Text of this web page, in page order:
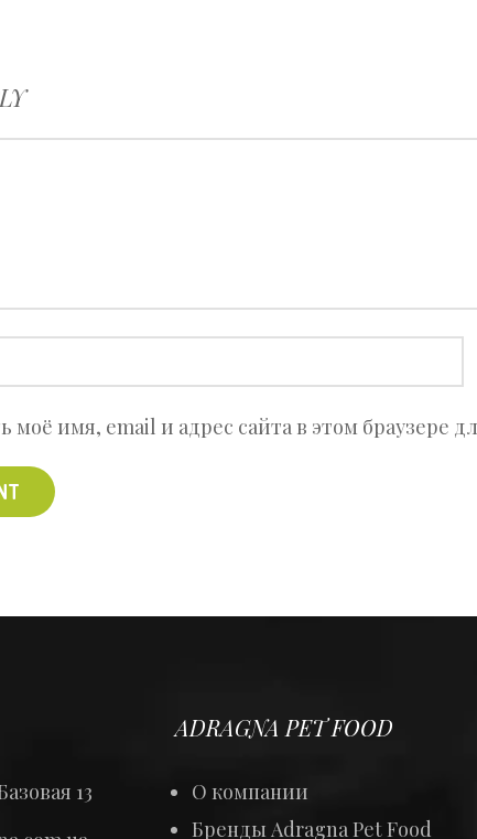
моё имя, email и адрес сайта в этом браузере
13
ADRAGNA PET FOOD
О компании
Бренды Adragna Pet Food